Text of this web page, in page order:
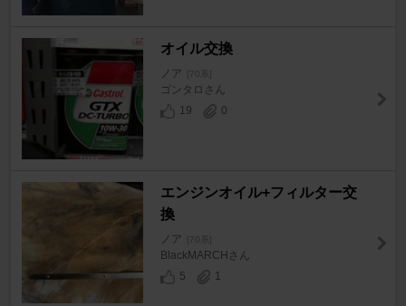
オイル交換
ノア [70系]
ゴンタロさん
19
0
エンジンオイル+フィルター交
換
ノア [70系]
BlackMARCHさん
5
1